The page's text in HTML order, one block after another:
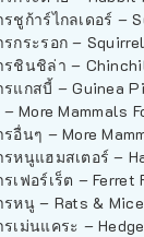
รชูก้าร์ไกลเดอร์ –
รกระรอก –
รชินชิล่า –
รแกสบี้ – Guinea
More Mammals
รอื่นๆ – More
รหนูแฮมสเตอร์ –
เฟอร์เร็ต – Ferret
รหนู – Rats & Mice
รเม่นแคระ –